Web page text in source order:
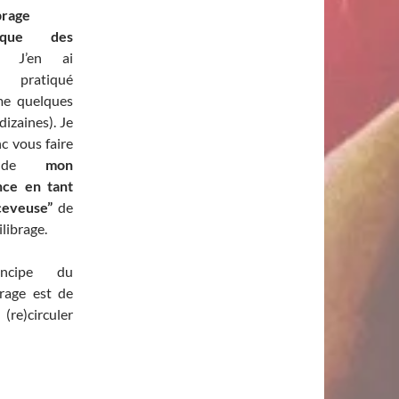
des
J’en ai
pratiqué
quelques
Je
vous faire
de mon
en tant
de
du
est de
énergétique des chakras